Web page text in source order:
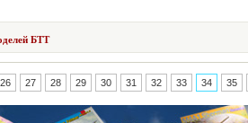
БТТ
26 27 28 29 30 31 32 33 34 35